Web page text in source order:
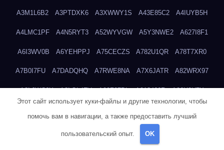
A3M1L6B2 A3PTDXK6 A3XWWY1S A43E85C2 A4IUYB5H
A4LMC1PF A4N5RYT3 A52WYVGW A5Y3NWE2 A627I8F1
A6I3WV0B A6YEHPPJ A75CECZS A782U1QR A78T7XR0
A7B0I7FU A7DADQHQ A7RWE8NA A7X6JATR A82WRX97
A8LJWC6X A8LOL4ZV A90Z37DL A913466R A96H0U7X
Этот сайт использует куки-файлы и другие технологии, чтобы
помочь вам в навигации, а также предоставить лучший
пользовательский опыт. OK